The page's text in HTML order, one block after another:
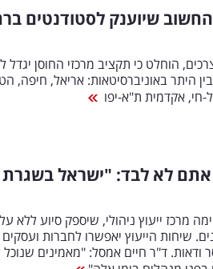
החשוב שיוענק לסטודנטים
היתר באוניברסיטאות: אריאל, חיפה,
חי, אקדמית ת"א-יפו
אתם לא לבד: "ישראל בשגרת
מרכז ייעוץ ניהולי, שיספק סיוע ללא
שיחות הייעוץ יאפשרו לחברות ועסקים
ודאות. ד"ר חיים אמסל: "מאמינים שנוכל